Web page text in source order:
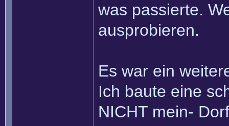
was passierte.
ausprobieren.
Es war ein
Ich baute eine
NICHT mein-